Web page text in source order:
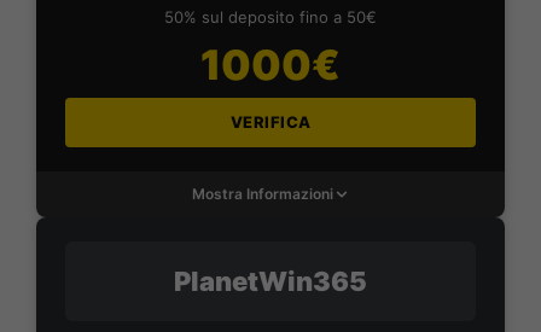
50% sul deposito fino a 50€
1000€
VERIFICA
Mostra Informazioni
PlanetWin365